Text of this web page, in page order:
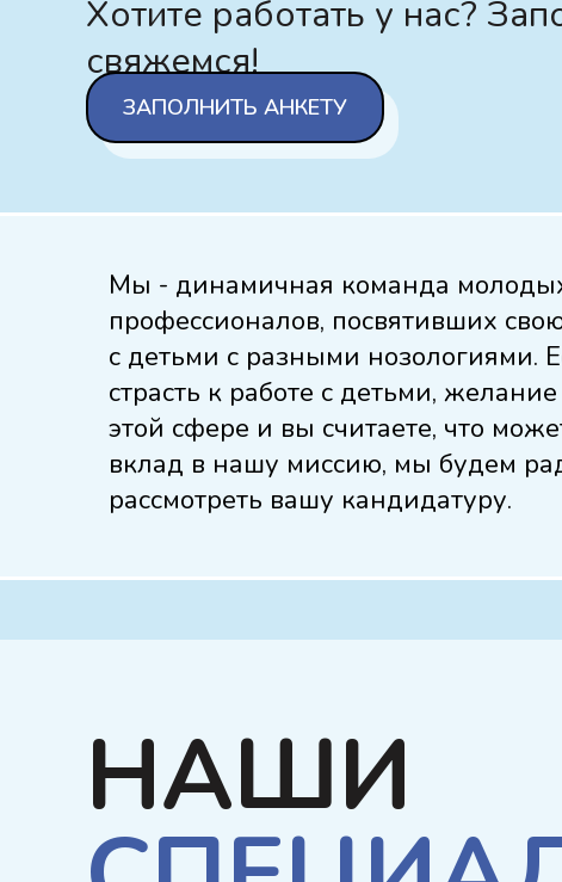
Хотите работать у нас?
свяжемся!
ЗАПОЛНИТЬ АНКЕТУ
Мы - динамичная команда
профессионалов, посвятивших
с детьми с разными нозологиями.
страсть к работе с детьми,
этой сфере и вы считаете, что
вклад в нашу миссию, мы будем
рассмотреть вашу кандидатуру.
НАШИ